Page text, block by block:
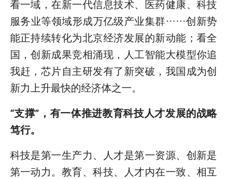
看一域，在新一代信息技术、医药健康、科技
服务业等领域形成万亿级产业集群……创新势
能正持续转化为北京经济发展的新动能；看全
国，创新成果竞相涌现，人工智能大模型你追
我赶，芯片自主研发有了新突破，我国成为创
新力上升最快的经济体之一。
“支撑”，有一体推进教育科技人才发展的战略
笃行。
科技是第一生产力、人才是第一资源、创新是
第一动力。教育、科技、人才内在一致、相互